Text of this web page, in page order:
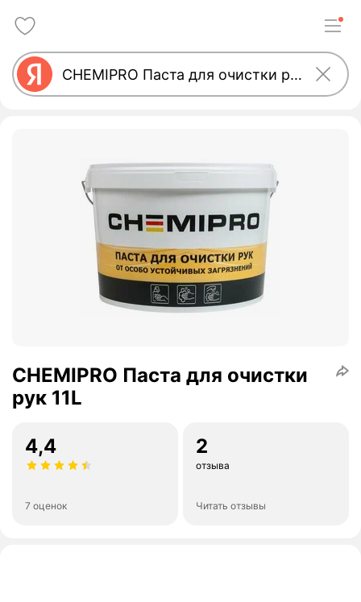
CHEMIPRO Паста для очистки
рук 11L
4,4
7 оценок
2
отзыва
Читать отзывы